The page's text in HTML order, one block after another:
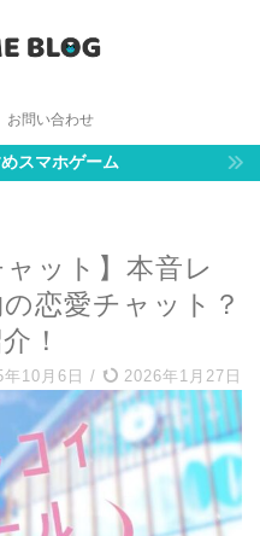
お問い合わせ
スマホゲーム
ャット】本音レ
恋愛チャット？
！
年10月6日 / 2026年1月27日